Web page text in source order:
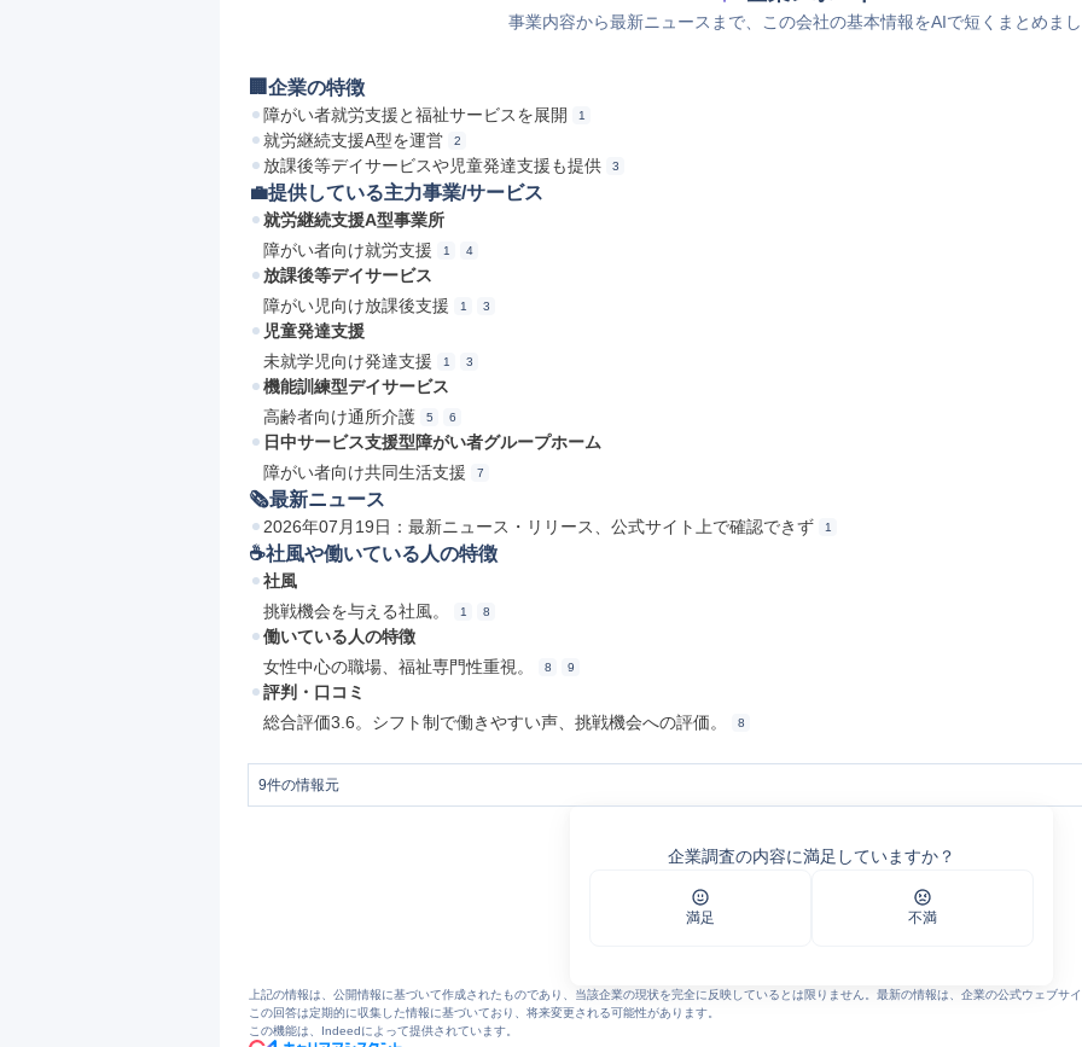
事業内容から最新ニュースまで、この会社の基本情報をAIで短くまとめま
🏢企業の特徴
障がい者就労支援と福祉サービスを展開 1
就労継続支援A型を運営 2
放課後等デイサービスや児童発達支援も提供 3
💼提供している主力事業/サービス
就労継続支援A型事業所
障がい者向け就労支援
1 4
放課後等デイサービス
障がい児向け放課後支援
1 3
児童発達支援
未就学児向け発達支援
1 3
機能訓練型デイサービス
高齢者向け通所介護
5 6
日中サービス支援型障がい者グループホーム
障がい者向け共同生活支援
7
🗞最新ニュース
2026年07月19日：最新ニュース・リリース、公式サイト上で確認できず 1
☕️社風や働いている人の特徴
社風
挑戦機会を与える社風。
1 8
働いている人の特徴
女性中心の職場、福祉専門性重視。
8 9
評判・口コミ
総合評価3.6。シフト制で働きやすい声、挑戦機会への評価。
8
9件の情報元
放課後等デイサービス(中村区)まっくびーカレッジ〖名楽町校〗 | 総合福祉グループ(macbh Group)～株式会社マックビー
9https://www.macbh.jp/works-kitanagoya
企業調査の内容に満足していますか？
満足 不満
上記の情報は、公開情報に基づいて作成されたものであり、当該企業の現状を完全に反映しているとは限りません。最新の情報は、企業の公式ウェブサ
この回答は定期的に収集した情報に基づいており、将来変更される可能性があります。
この機能は、Indeedによって提供されています。